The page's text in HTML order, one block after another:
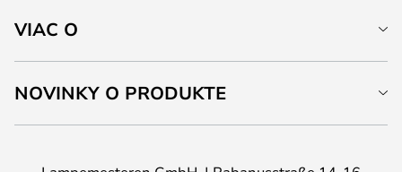
VIAC O
NOVINKY O PRODUKTE